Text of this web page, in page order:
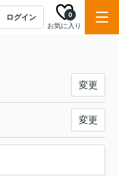
ログイン
お気に入り
0
変更
変更